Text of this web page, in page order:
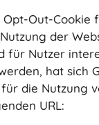
Out-
der
für Nutzer
hat sich
Nutzung
URL: